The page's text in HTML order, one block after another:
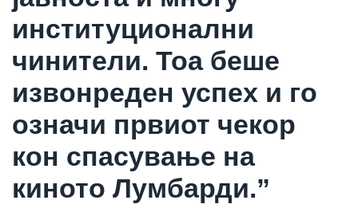
институционални
чинители. Тоа беше
извонреден успех и го
означи првиот чекор
кон спасување на
киното Лумбарди.”